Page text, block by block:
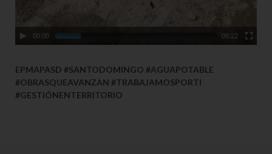
00:00 00:22
EPMAPASD #SANTODOMINGO #AGUAPOTABLE
#OBRASQUEAVANZAN #TRABAJAMOSPORTI
#GESTIÓNENTERRITORIO